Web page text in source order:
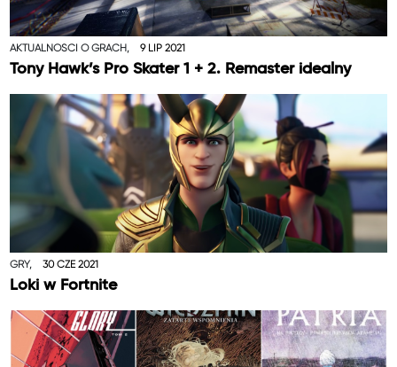
AKTUALNOŚCI O GRACH, 9 LIP 2021
Tony Hawk’s Pro Skater 1 + 2. Remaster idealny
GRY, 30 CZE 2021
Loki w Fortnite